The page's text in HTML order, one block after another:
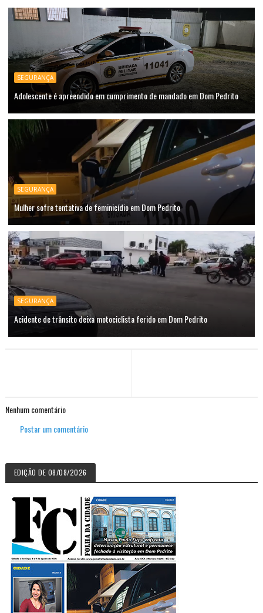
SEGURANÇA
Adolescente é apreendido em cumprimento de mandado em Dom Pedrito
SEGURANÇA
Mulher sofre tentativa de feminicídio em Dom Pedrito
SEGURANÇA
Acidente de trânsito deixa motociclista ferido em Dom Pedrito
Nenhum comentário
Postar um comentário
EDIÇÃO DE 08/08/2026